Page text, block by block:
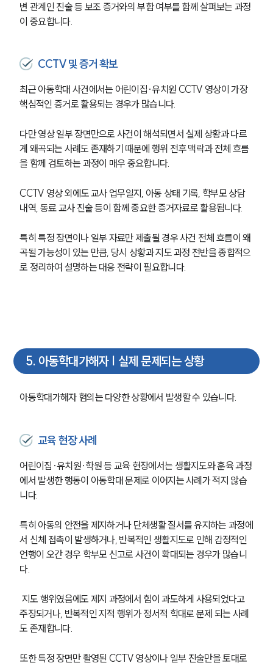
그룹소개
대륜의 강점
글로벌 파트너 로펌
업무사례
형사 법률정보
법률지식인
형사소송·상담후기
형사그룹 업무
전체
변 관계인 진술 등 보조 증거와의 부합 여부를 함께 살펴보는 과정
이 중요합니다.
CCTV 및 증거 확보
최근 아동학대 사건에서는 어린이집·유치원 CCTV 영상이 가장
핵심적인 증거로 활용되는 경우가 많습니다.
다만 영상 일부 장면만으로 사건이 해석되면서 실제 상황과 다르
게 왜곡되는 사례도 존재하기 때문에 행위 전후 맥락과 전체 흐름
을 함께 검토하는 과정이 매우 중요합니다.
CCTV 영상 외에도 교사 업무일지, 아동 상태 기록, 학부모 상담
내역, 동료 교사 진술 등이 함께 중요한 증거자료로 활용됩니다.
특히 특정 장면이나 일부 자료만 제출될 경우 사건 전체 흐름이 왜
곡될 가능성이 있는 만큼, 당시 상황과 지도 과정 전반을 종합적으
로 정리하여 설명하는 대응 전략이 필요합니다.
5. 아동학대가해자 | 실제 문제되는 상황
아동학대가해자 혐의는 다양한 상황에서 발생할 수 있습니다.
교육 현장 사례
어린이집·유치원·학원 등 교육 현장에서는 생활지도와 훈육 과정
에서 발생한 행동이 아동학대 문제로 이어지는 사례가 적지 않습
니다.
특히 아동의 안전을 제지하거나 단체생활 질서를 유지하는 과정에
서 신체 접촉이 발생하거나, 반복적인 생활지도로 인해 감정적인
언행이 오간 경우 학부모 신고로 사건이 확대되는 경우가 많습니
다.
주장되거나, 반복적인 지적 행위가 정서적 학대로 문제 되는 사례
도 존재합니다.
또한 특정 장면만 촬영된 CCTV 영상이나 일부 진술만을 토대로